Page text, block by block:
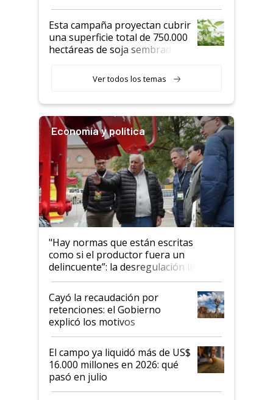
Esta campaña proyectan cubrir
una superficie total de 750.000
hectáreas de soja sembradas
variedades que marcan un
salto tecnológico en genética y
Ver todos los temas
Economía y política
"Hay normas que están escritas
como si el productor fuera un
delincuente”: la desregulación llegó
al Congreso Aapresid y hasta se
habló del financiamiento al IPCVA
Cayó la recaudación por
retenciones: el Gobierno
explicó los motivos
El campo ya liquidó más de US$
16.000 millones en 2026: qué
pasó en julio